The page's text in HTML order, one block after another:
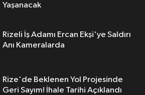
Yaşanacak
Rizeli İş Adamı Ercan Ekşi'ye Saldırı
Anı Kameralarda
Rize'de Beklenen Yol Projesinde
Geri Sayım! İhale Tarihi Açıklandı